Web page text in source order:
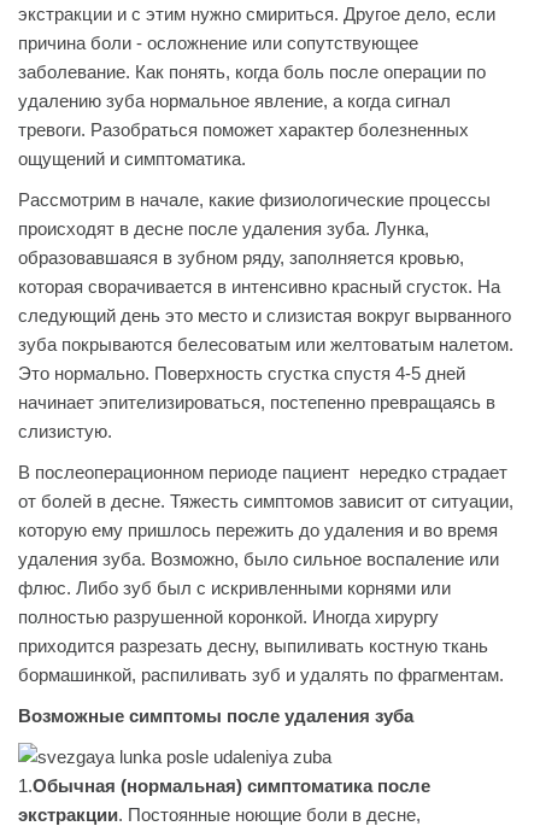
экстракции и с этим нужно смириться. Другое дело, если
причина боли - осложнение или сопутствующее
заболевание. Как понять, когда боль после операции по
удалению зуба нормальное явление, а когда сигнал
тревоги. Разобраться поможет характер болезненных
ощущений и симптоматика.
Рассмотрим в начале, какие физиологические процессы
происходят в десне после удаления зуба. Лунка,
образовавшаяся в зубном ряду, заполняется кровью,
которая сворачивается в интенсивно красный сгусток. На
следующий день это место и слизистая вокруг вырванного
зуба покрываются белесоватым или желтоватым налетом.
Это нормально. Поверхность сгустка спустя 4-5 дней
начинает эпителизироваться, постепенно превращаясь в
слизистую.
В послеоперационном периоде пациент нередко страдает
от болей в десне. Тяжесть симптомов зависит от ситуации,
которую ему пришлось пережить до удаления и во время
удаления зуба. Возможно, было сильное воспаление или
флюс. Либо зуб был с искривленными корнями или
полностью разрушенной коронкой. Иногда хирургу
приходится разрезать десну, выпиливать костную ткань
бормашинкой, распиливать зуб и удалять по фрагментам.
Возможные симптомы после удаления зуба
1.Обычная (нормальная) симптоматика после
экстракции. Постоянные ноющие боли в десне,